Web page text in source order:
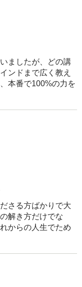
ましたが、どの講
ンドまで広く教え
本番で100%の力を
、実戦的な演習が
なかったと思いま
さる方ばかりで大
解き方だけでな
からの人生でため
答案を何度も何度
すことができまし